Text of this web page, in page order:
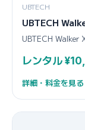
UBTECH
UBTECH
UBTECH Walker
レンタル
詳細・料金を見る